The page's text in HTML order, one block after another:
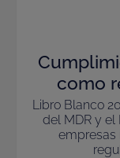
como
Libro Blanco
del MDR y el
empresas